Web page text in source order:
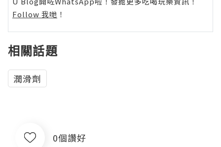
Follow 我哋 ！
相關話題
潤滑劑
0個讚好